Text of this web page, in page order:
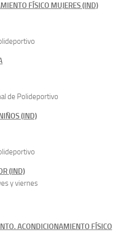
FÍSICO MUJERES (IND)
de Polideportivo
(IND)
(IND)
y viernes
ACONDICIONAMIENTO FÍSICO